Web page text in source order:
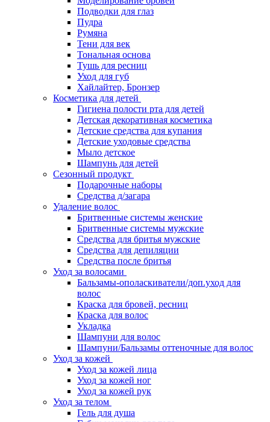
Подводки для глаз
Пудра
Румяна
Тени для век
Тональная основа
Тушь для ресниц
Уход для губ
Хайлайтер, Бронзер
Косметика для детей
Гигиена полости рта для детей
Детская декоративная косметика
Детские средства для купания
Детские уходовые средства
Мыло детское
Шампунь для детей
Сезонный продукт
Подарочные наборы
Средства д/загара
Удаление волос
Бритвенные системы женские
Бритвенные системы мужские
Средства для бритья мужские
Средства для депиляции
Средства после бритья
Уход за волосами
Бальзамы-ополаскиватели/доп.уход для
волос
Краска для бровей, ресниц
Краска для волос
Укладка
Шампуни для волос
Шампуни/Бальзамы оттеночные для волос
Уход за кожей
Уход за кожей лица
Уход за кожей ног
Уход за кожей рук
Уход за телом
Гель для душа